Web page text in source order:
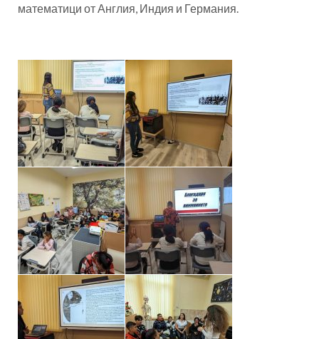
математици от Англия, Индия и Германия.